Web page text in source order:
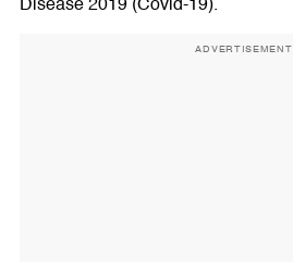
ADVERTISEMENT